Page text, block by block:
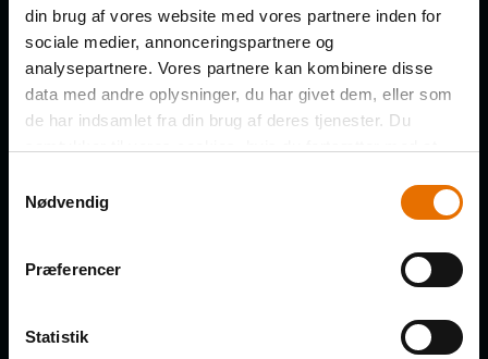
din brug af vores website med vores partnere inden for
sociale medier, annonceringspartnere og
analysepartnere. Vores partnere kan kombinere disse
data med andre oplysninger, du har givet dem, eller som
de har indsamlet fra din brug af deres tjenester. Du
Nødvendig
Præferencer
Statistik
FORNAVN
VIRKSOMHED